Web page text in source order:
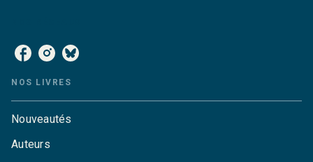
NOS LIVRES
Nouveautés
Auteurs